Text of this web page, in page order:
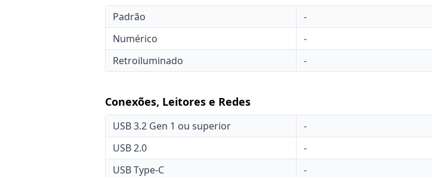
Padrão
-
Numérico
-
Retroiluminado
-
Conexões, Leitores e Redes
USB 3.2 Gen 1 ou superior
-
USB 2.0
-
USB Type-C
-